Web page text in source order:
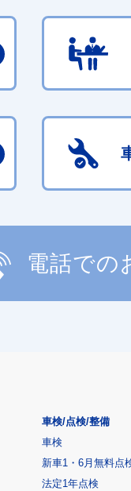
電話での
車検/点検/整備
車検
新車1・6月無料点
法定1年点検